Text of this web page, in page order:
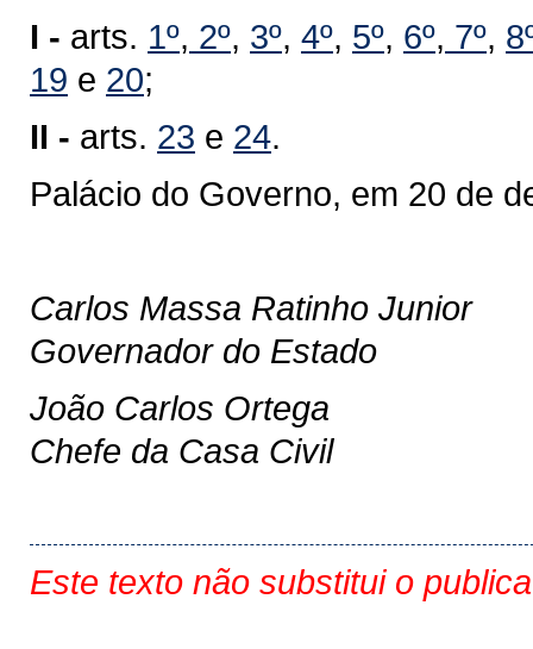
I - arts. 1º, 2º, 3º, 4º, 5º, 6º, 7º,
19 e 20;
II - arts. 23 e 24.
Palácio do Governo, em 20 de
Carlos Massa Ratinho Junior
Governador do Estado
João Carlos Ortega
Chefe da Casa Civil
Este texto não substitui o